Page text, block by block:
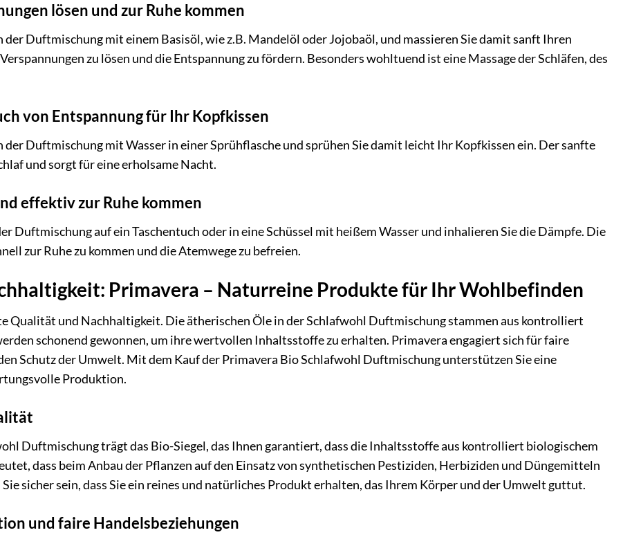
lösen und zur Ruhe kommen
der Duftmischung mit einem Basisöl, wie z.B. Mandelöl oder Jojobaöl, und massieren Sie damit sanft Ihren
zu lösen und die Entspannung zu fördern. Besonders wohltuend ist eine Massage der Schläfen, des
von Entspannung für Ihr Kopfkissen
der Duftmischung mit Wasser in einer Sprühflasche und sprühen Sie damit leicht Ihr Kopfkissen ein. Der sanfte
und sorgt für eine erholsame Nacht.
effektiv zur Ruhe kommen
Duftmischung auf ein Taschentuch oder in eine Schüssel mit heißem Wasser und inhalieren Sie die Dämpfe. Die
zur Ruhe zu kommen und die Atemwege zu befreien.
Primavera – Naturreine Produkte für Ihr Wohlbefinden
Qualität und Nachhaltigkeit. Die ätherischen Öle in der Schlafwohl Duftmischung stammen aus kontrolliert
schonend gewonnen, um ihre wertvollen Inhaltsstoffe zu erhalten. Primavera engagiert sich für faire
Schutz der Umwelt. Mit dem Kauf der Primavera Bio Schlafwohl Duftmischung unterstützen Sie eine
Produktion.
Duftmischung trägt das Bio-Siegel, das Ihnen garantiert, dass die Inhaltsstoffe aus kontrolliert biologischem
dass beim Anbau der Pflanzen auf den Einsatz von synthetischen Pestiziden, Herbiziden und Düngemitteln
sicher sein, dass Sie ein reines und natürliches Produkt erhalten, das Ihrem Körper und der Umwelt guttut.
und faire Handelsbeziehungen